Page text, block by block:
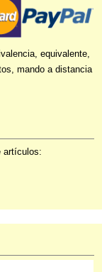
equivalente,
mando a distancia
artículos: